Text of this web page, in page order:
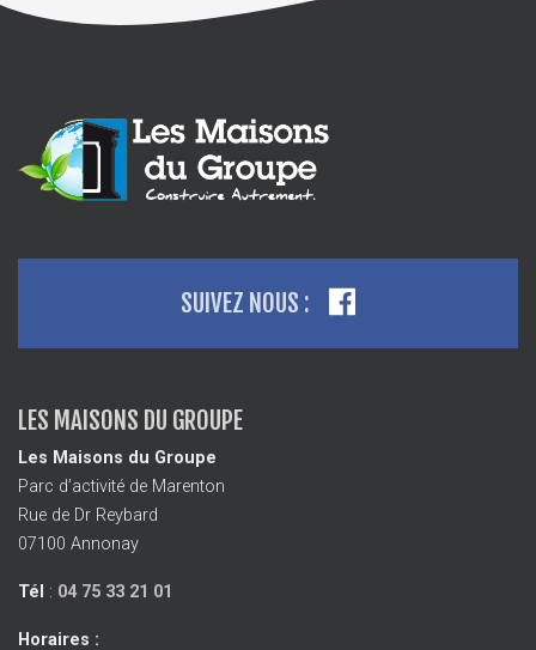
SUIVEZ NOUS :
LES MAISONS DU GROUPE
Les Maisons du Groupe
Parc d’activité de Marenton
Rue de Dr Reybard
07100 Annonay
Tél : 04 75 33 21 01
Horaires :